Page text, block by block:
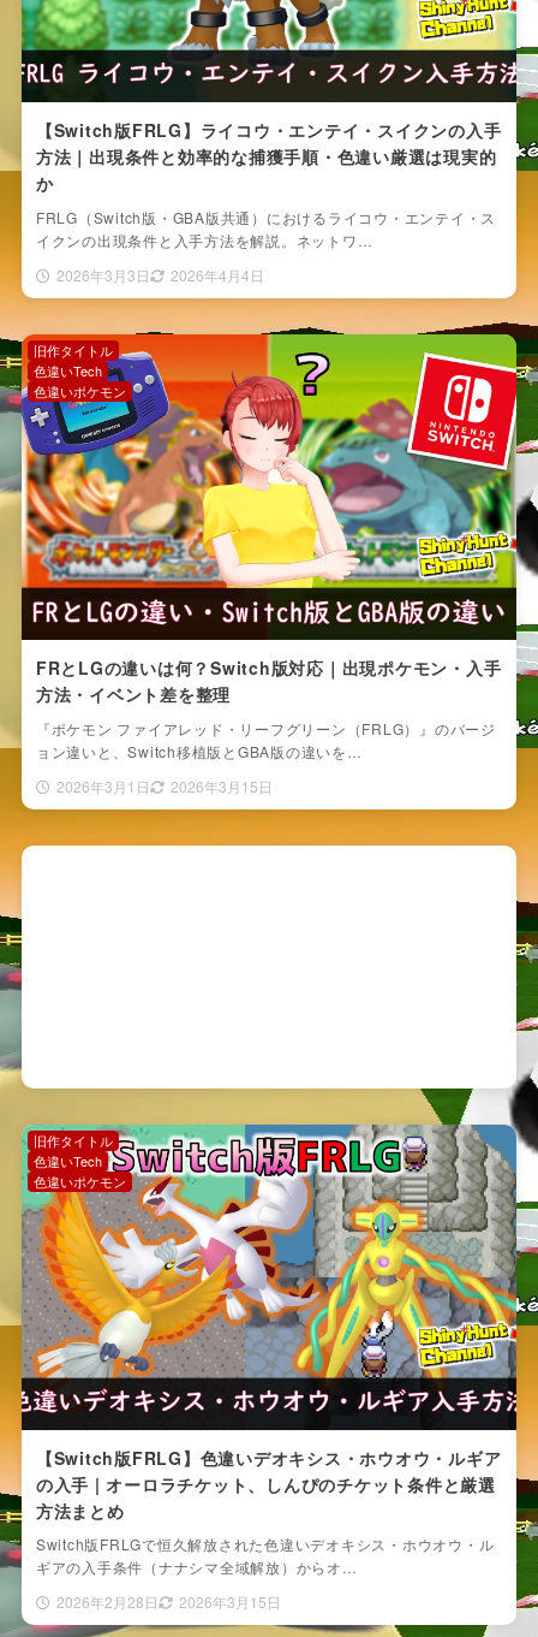
【Switch版FRLG】ライコウ・エンテイ・スイクンの入手
方法｜出現条件と効率的な捕獲手順・色違い厳選は現実的
か
FRLG（Switch版・GBA版共通）におけるライコウ・エンテイ・ス
イクンの出現条件と入手方法を解説。ネットワ…
2026年3月3日
2026年4月4日
FRとLGの違いは何？Switch版対応｜出現ポケモン・入手
方法・イベント差を整理
『ポケモン ファイアレッド・リーフグリーン（FRLG）』のバージ
ョン違いと、Switch移植版とGBA版の違いを…
2026年3月1日
2026年3月15日
旧作タイトル
色違いTech
色違いポケモン
【Switch版FRLG】色違いデオキシス・ホウオウ・ルギア
の入手 | オーロラチケット、しんぴのチケット条件と厳選
方法まとめ
Switch版FRLGで恒久解放された色違いデオキシス・ホウオウ・ル
ギアの入手条件（ナナシマ全域解放）からオ…
2026年2月28日
2026年3月15日
旧作タイトル
色違いTech
色違いポケモン